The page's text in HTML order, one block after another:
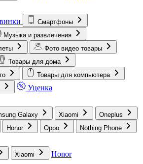
Смартфоны
Музыка и развлечения
Фото видео товары
Товары для дома
Товары для компьютера
Уценка
Galaxy Xiaomi
Oneplus
Honor Oppo Nothing Phone
Xiaomi Honor